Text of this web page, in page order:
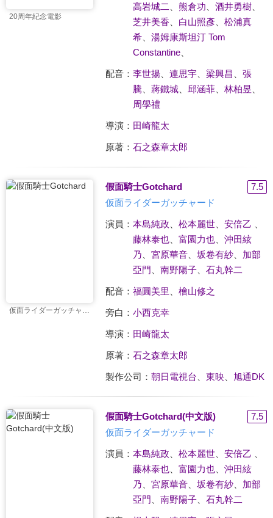
20周年紀念電影
高岩城二
熊倉功 酒井勇樹、
芝井美香
白山照彥、 松浦真
希、 湯姆康斯坦汀 Tom
Constantine、
配音： 李世揚、 連思宇、 梁興昌
張
騰
蔣鐵城、 邱涵菲、 林柏昱
周學禮
導演： 田崎龍太
原著： 石之森章太郎
假面騎士Gotchard
7.5
仮面ライダーガッチャード
演員： 本島純政 松本麗世、 安倍乙
藤林泰也、 富園力也、 沖田絃
乃
宮原華音、 坂卷有紗、 加部
亞門
南野陽子、 石丸幹二
配音： 福圓美里 檜山修之
旁白： 小西克幸
導演： 田崎龍太
原著： 石之森章太郎
製作公司： 朝日電視台 東映、 旭通DK
假面騎士Gotchard(中文版)
7.5
仮面ライダーガッチャード
演員： 本島純政 松本麗世、 安倍乙
藤林泰也、 富園力也、 沖田絃
乃
宮原華音、 坂卷有紗、 加部
亞門
南野陽子、 石丸幹二